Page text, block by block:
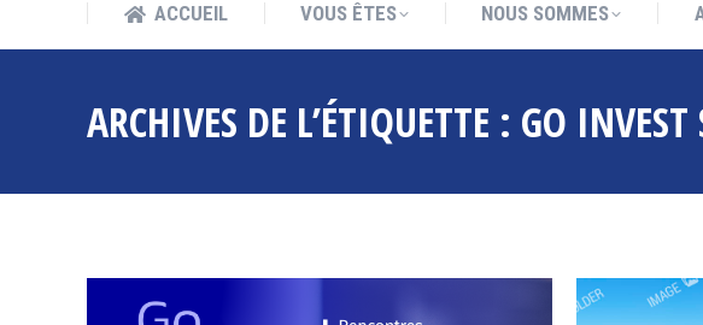
ACCUEIL VOUS ÊTES NOUS SOMMES
ARCHIVES DE L’ÉTIQUETTE : GO INVEST